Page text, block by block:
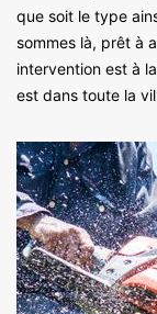
que soit le type
sommes là, prêt à
intervention est à
est dans toute la